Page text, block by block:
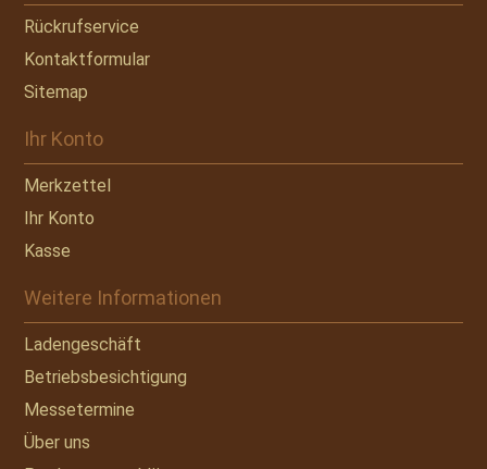
Rückrufservice
Kontaktformular
Sitemap
Ihr Konto
Merkzettel
Ihr Konto
Kasse
Weitere Informationen
Ladengeschäft
Betriebsbesichtigung
Messetermine
Über uns